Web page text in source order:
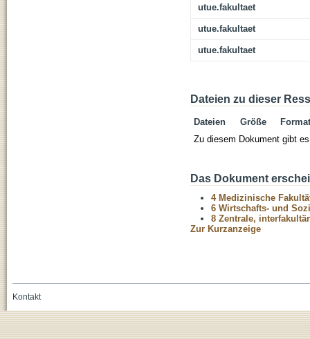
utue.fakultaet
utue.fakultaet
utue.fakultaet
Dateien zu dieser
Dateien Größe
Format
Zu diesem Dokument gibt
Das Dokument
4 Medizinische
6 Wirtschafts- und
8 Zentrale,
Zur Kurzanzeige
Kontakt